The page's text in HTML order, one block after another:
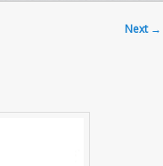
Next →